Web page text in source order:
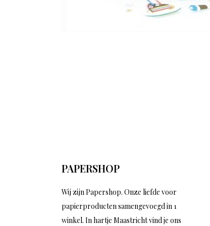
PAPERSHOP
Wij zijn Papershop. Onze liefde voor
papierproducten samengevoegd in 1
winkel. In hartje Maastricht vind je ons